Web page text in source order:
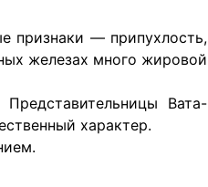
признаки — припухлость,
железах много жировой
Вата-
характер.